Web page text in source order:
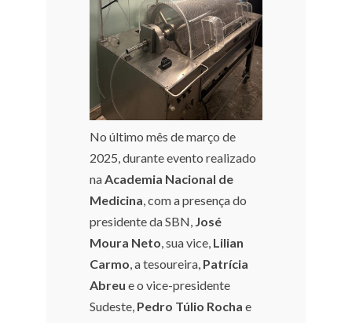
No último mês de março de
2025, durante evento realizado
na Academia Nacional de
Medicina , com a presença do
presidente da SBN, José
Moura Neto , sua vice, Lilian
Carmo , a tesoureira, Patrícia
Abreu e o vice-presidente
Sudeste, Pedro Túlio Rocha e